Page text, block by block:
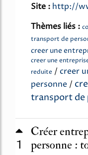
Site : http://
Thèmes liés :
transport de
creer une
creer une
reduite / creer
personne /
transport de
1
Créer
personne :